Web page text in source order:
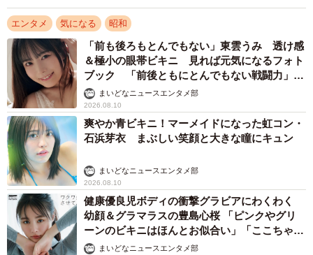
えます。
【出典】
「プルデンシャル ジブラルタ ファイナンシャル生命保険株
式会社」「2025年の還暦人（かんれきびと）に関する調
査」
https://www.pgf-life.co.jp/company/research/2025/001.html
エンタメ 気になる 昭和
「前も後ろもとんでもない」東雲うみ 透け感
＆極小の眼帯ビキニ 見れば元気になるフォト
ブック 「前後ともにとんでもない戦闘力」
「桃ダイナマイトがすごい」
まいどなニュースエンタメ部
2026.08.10
爽やか青ビキニ！マーメイドになった虹コン・
石浜芽衣 まぶしい笑顔と大きな瞳にキュン
まいどなニュースエンタメ部
2026.08.10
健康優良児ボディの衝撃グラビアにわくわく
幼顔＆グラマラスの豊島心桜 「ピンクやグリ
ーンのビキニはほんとお似合い」「ここちゃん
天使 また可愛くなった」
まいどなニュースエンタメ部